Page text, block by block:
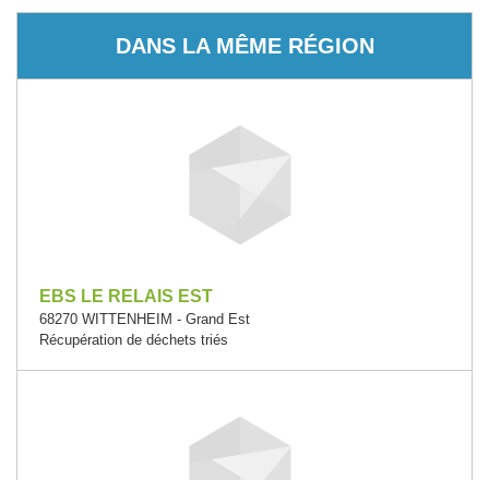
DANS LA MÊME RÉGION
EBS LE RELAIS EST
68270 WITTENHEIM - Grand Est
Récupération de déchets triés